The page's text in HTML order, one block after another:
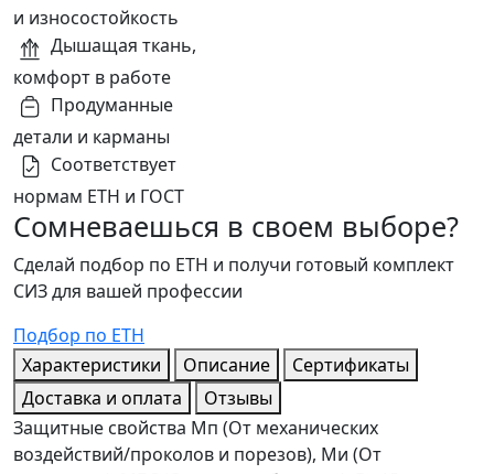
и износостойкость
Дышащая ткань,
комфорт в работе
Продуманные
детали и карманы
Соответствует
нормам ЕТН и ГОСТ
Сомневаешься в своем выборе?
Сделай подбор по ЕТН и получи готовый комплект
СИЗ для вашей профессии
Подбор по ЕТН
Характеристики
Описание
Сертификаты
Доставка и оплата
Отзывы
Защитные свойства Мп (От механических
воздействий/проколов и порезов), Ми (От